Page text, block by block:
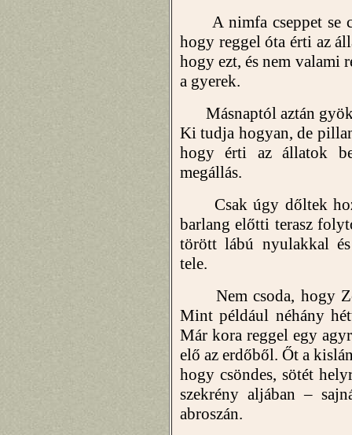
A nimfa cseppet se
hogy reggel óta érti az
hogy ezt, és nem valami
a gyerek.
Másnaptól aztán
Ki tudja hogyan, de
hogy érti az állatok
megállás.
Csak úgy dőltek
barlang előtti terasz
törött lábú nyulakkal és
tele.
Nem csoda, hogy
Mint például néhány
Már kora reggel egy
elő az erdőből. Őt a
hogy csöndes, sötét
szekrény aljában –
abroszán.